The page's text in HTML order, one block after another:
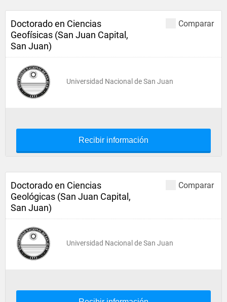
Comparar
Doctorado en Ciencias
Geofísicas (San Juan Capital,
San Juan)
Universidad Nacional de San Juan
Recibir información
Comparar
Doctorado en Ciencias
Geológicas (San Juan Capital,
San Juan)
Universidad Nacional de San Juan